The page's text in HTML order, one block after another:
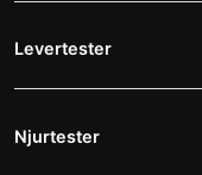
Levertester
Njurtester